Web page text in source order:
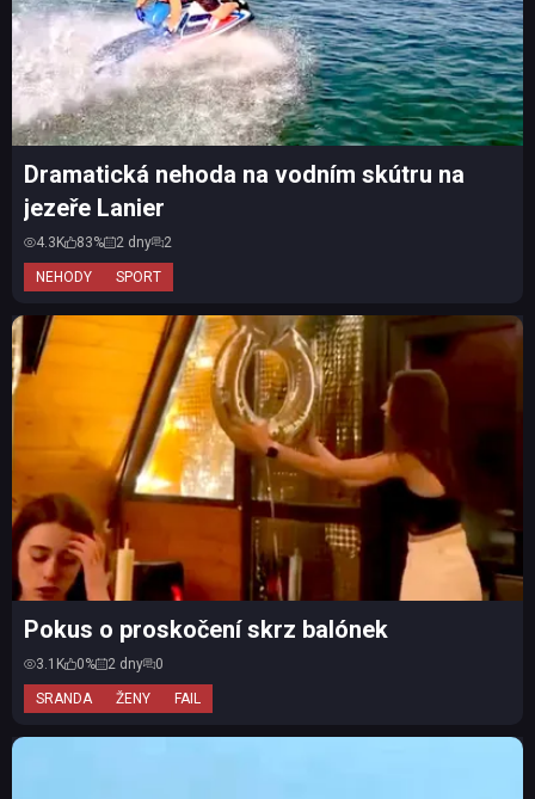
NEHODY SPORT
Dramatická nehoda na vodním skútru na
jezeře Lanier
4.3K 83% 2 dny 2
SRANDA ŽENY FAIL
Pokus o proskočení skrz balónek
3.1K 0% 2 dny 0